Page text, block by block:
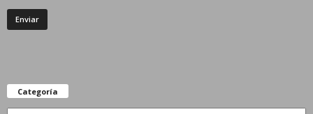
Categoría